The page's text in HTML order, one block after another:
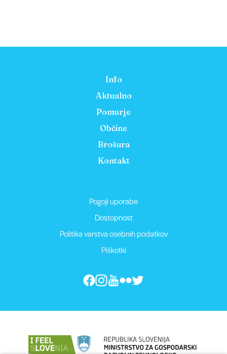
Info
Aktualno
Pomurje
Občine
Brošura
Kontakt
Pogoji uporabe
Dostopnost
Politika varstva osebnih podatkov
Piškotki